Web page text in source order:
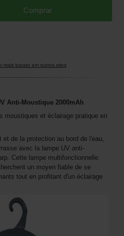
Comprar
mais barato em outros sites
Anti-Moustique 2000mAh
moustiques et éclairage pratique en
et de la protection au bord de l'eau,
avec la lampe UV anti-
Cette lampe multifonctionnelle
un moyen fiable de se
tout en profitant d'un éclairage